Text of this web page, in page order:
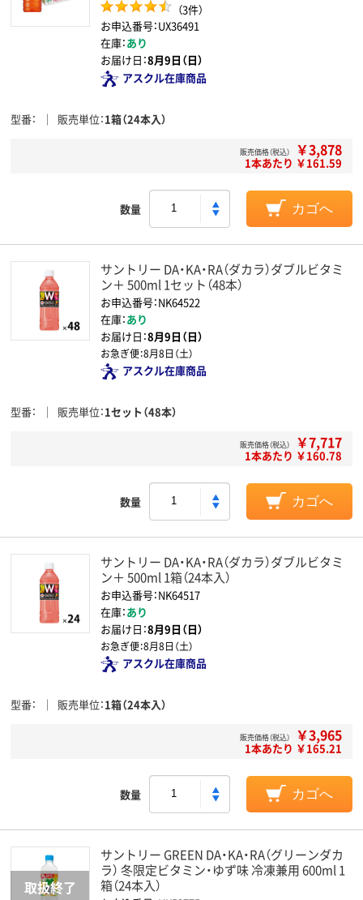
（3件）
お申込番号：UX36491
在庫：あり
お届け日：8月9日（日）
アスクル在庫商品
型番 販売単位 1箱（24本入）
販売価格（税込） ￥3,878
1本あたり ￥161.59
数量 カゴへ
サントリー DA・KA・RA（ダカラ）ダブルビタミ
ン＋ 500ml 1セット（48本）
お申込番号：NK64522
在庫：あり
お届け日：8月9日（日）
お急ぎ便：8月8日（土）
アスクル在庫商品
型番 販売単位 1セット（48本）
販売価格（税込） ￥7,717
1本あたり ￥160.78
数量 カゴへ
サントリー DA・KA・RA（ダカラ）ダブルビタミ
ン＋ 500ml 1箱（24本入）
お申込番号：NK64517
在庫：あり
お届け日：8月9日（日）
お急ぎ便：8月8日（土）
アスクル在庫商品
型番 販売単位 1箱（24本入）
販売価格（税込） ￥3,965
1本あたり ￥165.21
数量 カゴへ
サントリー GREEN DA・KA・RA（グリーンダカ
ラ） 冬限定ビタミン・ゆず味 冷凍兼用 600ml 1
箱（24本入）